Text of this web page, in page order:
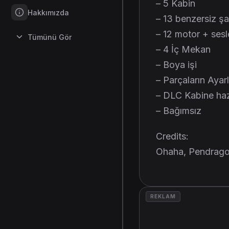
Hakkımızda
Tümünü Gör
– 5 Kabin
– 13 benzersiz
– 12 motor +
– 4 İç Mekan
– Boya işi
– Parçaların
– DLC Kabine
– Bağımsız
Credits:
Ohaha,
REKLAM